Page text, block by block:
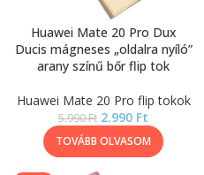
Huawei Mate 20 Pro Dux
Ducis mágneses „oldalra nyíló”
arany színű bőr flip tok
Huawei Mate 20 Pro flip tokok
5.990Ft 2.990 Ft
TOVÁBB OLVASOM